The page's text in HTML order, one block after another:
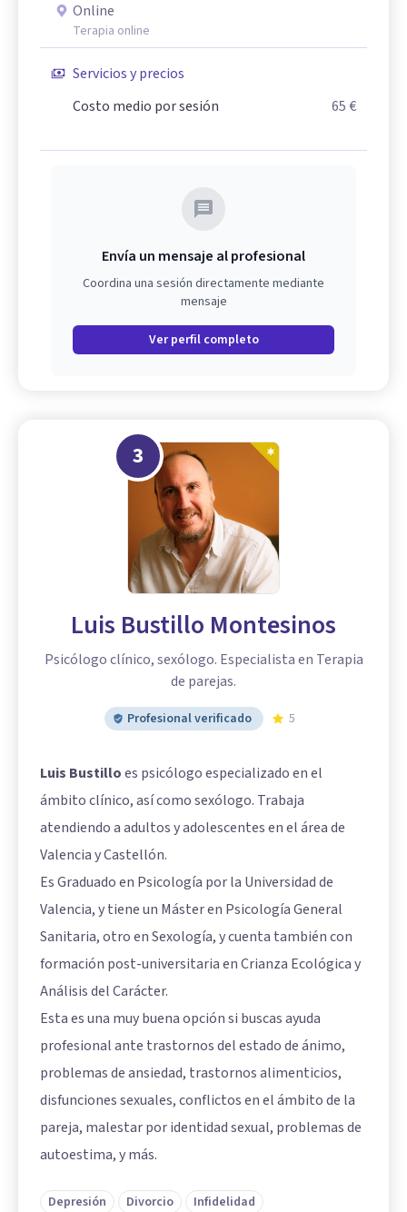
Online
Terapia online
Servicios y precios
Costo medio por sesión
65 €
Envía un mensaje al profesional
Coordina una sesión directamente mediante
mensaje
Ver perfil completo
3
Luis Bustillo Montesinos
Psicólogo clínico, sexólogo. Especialista en Terapia
de parejas.
Profesional verificado 5
Luis Bustilloes psicólogo especializado en el
ámbito clínico, así como sexólogo. Trabaja
atendiendo a adultos y adolescentes en el área de
Valencia y Castellón.
Es Graduado en Psicología por la Universidad de
Valencia, y tiene un Máster en Psicología General
Sanitaria, otro en Sexología, y cuenta también con
formación post-universitaria en Crianza Ecológica y
Análisis del Carácter.
Esta es una muy buena opción si buscas ayuda
profesional ante trastornos del estado de ánimo,
problemas de ansiedad, trastornos alimenticios,
disfunciones sexuales, conflictos en el ámbito de la
pareja, malestar por identidad sexual, problemas de
autoestima, y más.
Depresión Divorcio
Infidelidad